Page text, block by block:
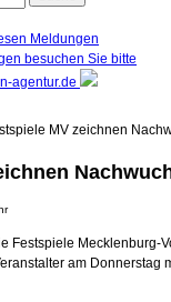
Meldungen
besuchen Sie bitte
agentur.de
MV zeichnen
Festspiele Mecklenburg-
am